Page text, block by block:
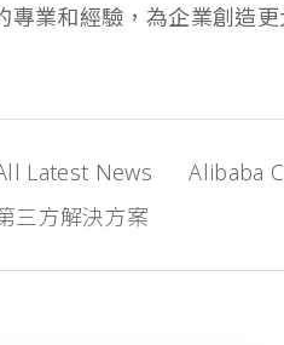
專業和經驗，為企業創造
Latest News Alibaba
三方解決方案